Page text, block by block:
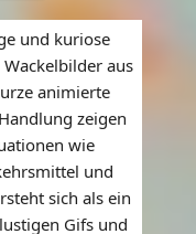
und kuriose
aus
animierte
zeigen
wie
und
sich als ein
Gifs und